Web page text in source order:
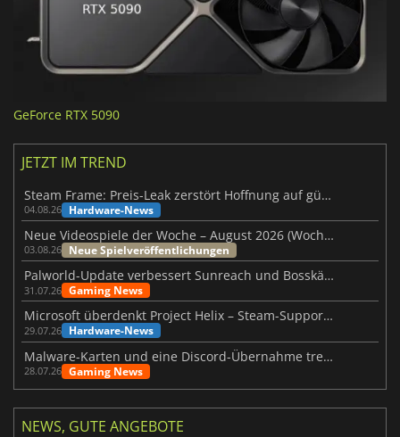
GeForce RTX 5090
JETZT IM TREND
Steam Frame: Preis-Leak zerstört Hoffnung auf günstiges VR-Headset
04.08.26 Hardware-News
Neue Videospiele der Woche – August 2026 (Woche 32)
03.08.26 Neue Spielveröffentlichungen
Palworld-Update verbessert Sunreach und Bosskämpfe deutlich
31.07.26 Gaming News
Microsoft überdenkt Project Helix – Steam-Support gefährdet
29.07.26 Hardware-News
Malware-Karten und eine Discord-Übernahme treffen Meccha Chameleon
28.07.26 Gaming News
NEWS, GUTE ANGEBOTE